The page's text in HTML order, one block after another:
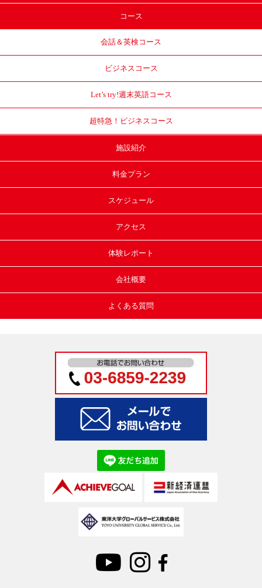
コース
会話＆英検コース
ビジネスコース
Let’s try!週末英語コース
超特急！ ビジネスコース
施設紹介
料金プラン
スケジュール
アクセス
体験レポート
会社概要
よくある質問